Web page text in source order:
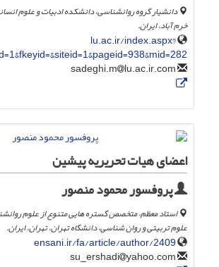
دانشیار گروه روانشناسی، دانشکده ادبیات و علوم
خرم آباد، ایران.
lu.ac.ir/index.aspx?
lu.ac.ir.com
اعضای هیات تحریریه پیشین
پروفسور محمود منصور
استاد معظم، متخصص گستره هایی متنوع از علوم
علوم تربیتی و روان شناسی، دانشگاه تهران، تهران، ایران.
ensani.ir/fa/article/author/2409
yahoo.com